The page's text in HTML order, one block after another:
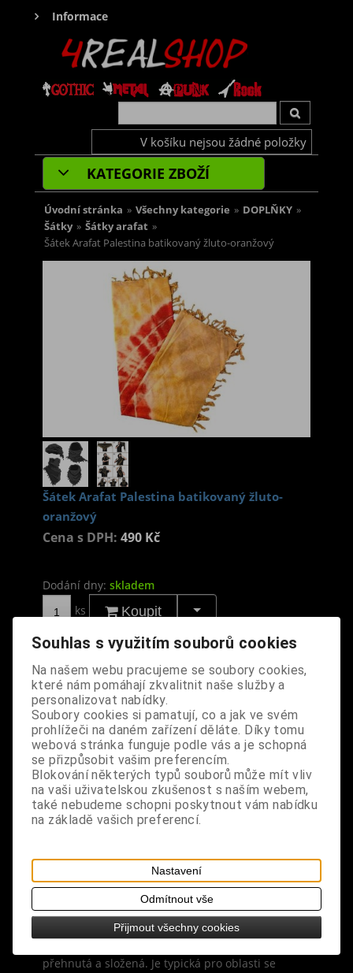
Informace
V košíku nejsou žádné položky
KATEGORIE ZBOŽÍ
Úvodní stránka » Všechny kategorie » DOPLŇKY »
Šátky » Šátky arafat »
Šátek Arafat Palestina batikovaný žluto-oranžový
Šátek Arafat Palestina batikovaný žluto-
oranžový
Cena s DPH: 490 Kč
Dodání dny: skladem
ks
Koupit
Tabulky velikostí: zde
Katalogové číslo:DOMBSATBPUS7040
Záruka (měsíců): 24
Dotaz na výrobek
Tisk
materiál: 100% bavlna
design: žluto-oranžový batikovaný šátek na krk se
vzorem, použitelný také jako maskování obličeje,
šála nebo pokrývka hlavy
Kefíja, někdy též šemag či hovorově palestina, je
tradiční arabská mužská pokrývka hlavy. Název je
podle města Kúfa v Iráku. Tvoří ji čtvercová
přehnutá a složená. Je typická pro oblasti se
Souhlas s využitím souborů cookies
Na našem webu pracujeme se soubory cookies,
které nám pomáhají zkvalitnit naše služby a
personalizovat nabídky.
Soubory cookies si pamatují, co a jak ve svém
prohlížeči na daném zařízení děláte. Díky tomu
webová stránka funguje podle vás a je schopná
se přizpůsobit vašim preferencím.
Blokování některých typů souborů může mít vliv
na vaši uživatelskou zkušenost s naším webem,
také nebudeme schopni poskytnout vám nabídku
na základě vašich preferencí.
Nastavení
Odmítnout vše
Přijmout všechny cookies